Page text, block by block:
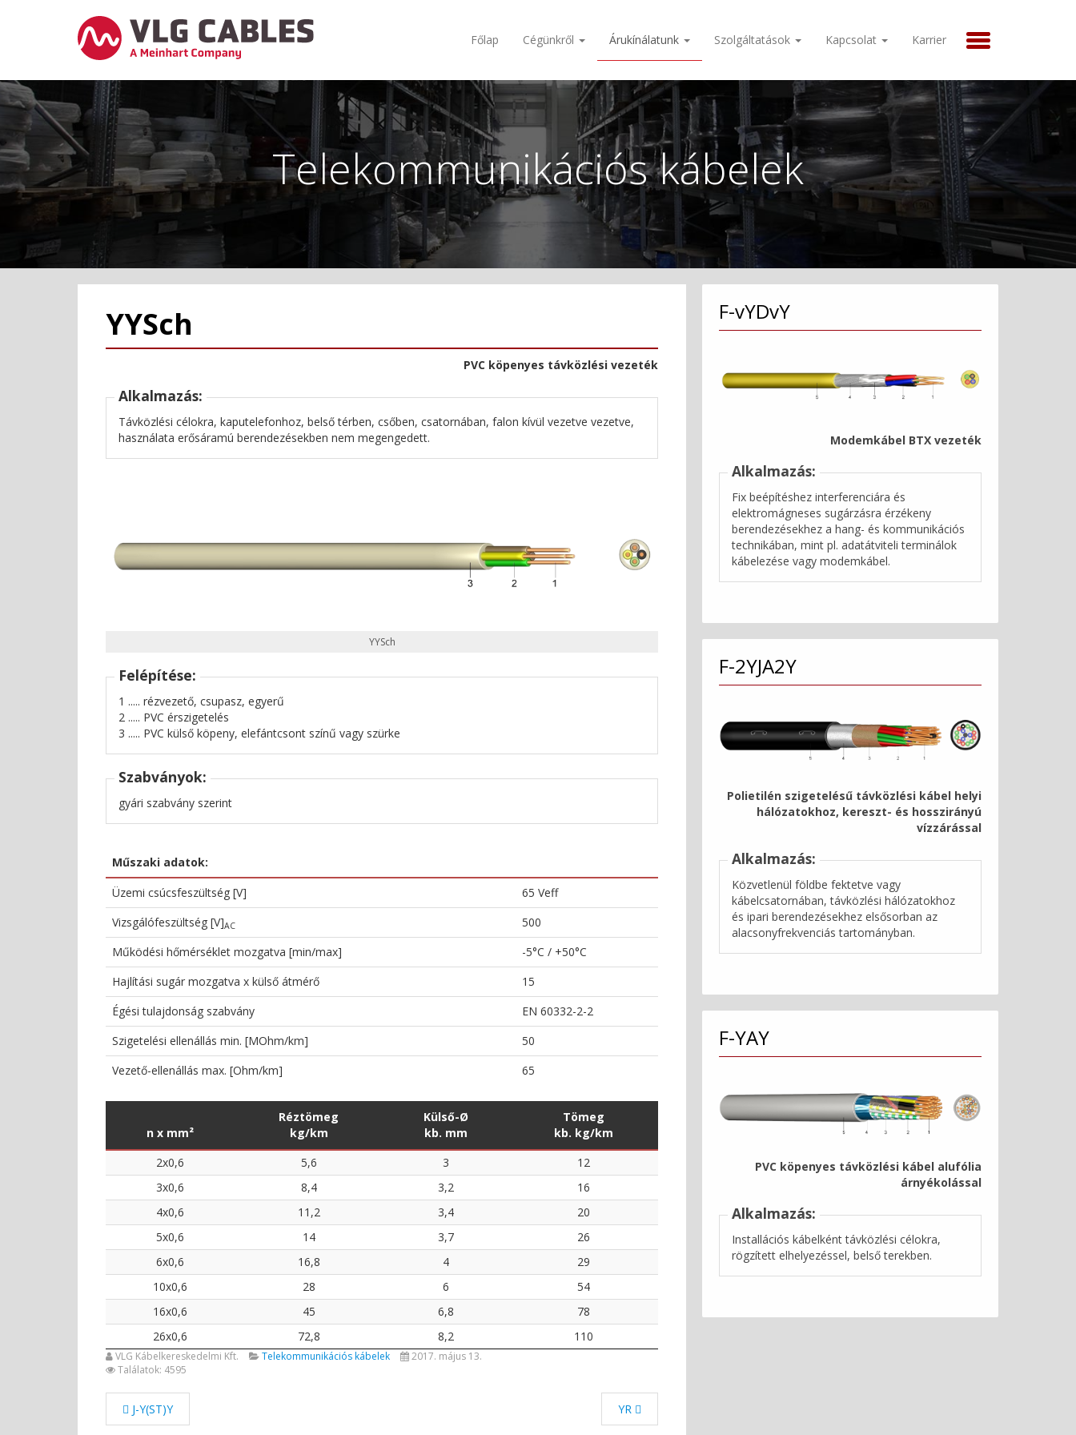
Főlap Cégünkről Árukínálatunk Szolgáltatások Kapcsolat Karrier
Telekommunikációs kábelek
YYSch
PVC köpenyes távközlési vezeték
Alkalmazás:
Távközlési célokra, kaputelefonhoz, belső térben, csőben, csatornában, falon kívül vezetve vezetve,
használata erősáramú berendezésekben nem megengedett.
YYSch
Felépítése:
1 ..... rézvezető, csupasz, egyerű
2 ..... PVC érszigetelés
3 ..... PVC külső köpeny, elefántcsont színű vagy szürke
Szabványok:
gyári szabvány szerint
Műszaki adatok:
Üzemi csúcsfeszültség [V]
65 Veff
Vizsgálófeszültség [V]AC
500
Működési hőmérséklet mozgatva [min/max]
-5°C / +50°C
Hajlítási sugár mozgatva x külső átmérő
15
Égési tulajdonság szabvány
EN 60332-2-2
Szigetelési ellenállás min. [MOhm/km]
50
Vezető-ellenállás max. [Ohm/km]
65
n x mm²
Réztömeg
kg/km
Külső-Ø
kb. mm
Tömeg
kb. kg/km
2x0,6
5,6 3
12
3x0,6
8,4 3,2
16
4x0,6
11,2 3,4
20
5x0,6
14 3,7
26
6x0,6
16,8 4
29
10x0,6
28 6
54
16x0,6
45 6,8
78
26x0,6
72,8 8,2 110
VLG Kábelkereskedelmi Kft. Telekommunikációs kábelek
2017. május 13.
Találatok: 4595
J-Y(ST)Y YR
F-vYDvY
Modemkábel BTX vezeték
Alkalmazás:
Fix beépítéshez interferenciára és
elektromágneses sugárzásra érzékeny
berendezésekhez a hang- és kommunikációs
technikában, mint pl. adatátviteli terminálok
kábelezése vagy modemkábel.
F-2YJA2Y
Polietilén szigetelésű távközlési kábel helyi
hálózatokhoz, kereszt- és hosszirányú
vízzárással
Alkalmazás:
Közvetlenül földbe fektetve vagy
kábelcsatornában, távközlési hálózatokhoz
és ipari berendezésekhez elsősorban az
alacsonyfrekvenciás tartományban.
F-YAY
PVC köpenyes távközlési kábel alufólia
árnyékolással
Alkalmazás:
Installációs kábelként távközlési célokra,
rögzített elhelyezéssel, belső terekben.